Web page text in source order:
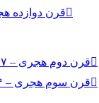
قرن دوم هجری – ۹۷ الی ۱۹۴ شمسی
قرن سوم هجری – ۱۹۴ الی ۲۹۱ شمسی